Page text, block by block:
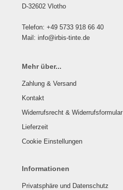
D-32602 Vlotho
Telefon: +49 5733 918 66 40
Mail: info@irbis-tinte.de
Mehr über...
Zahlung & Versand
Kontakt
Widerrufsrecht & Widerrufsformular
Lieferzeit
Cookie Einstellungen
Informationen
Privatsphäre und Datenschutz